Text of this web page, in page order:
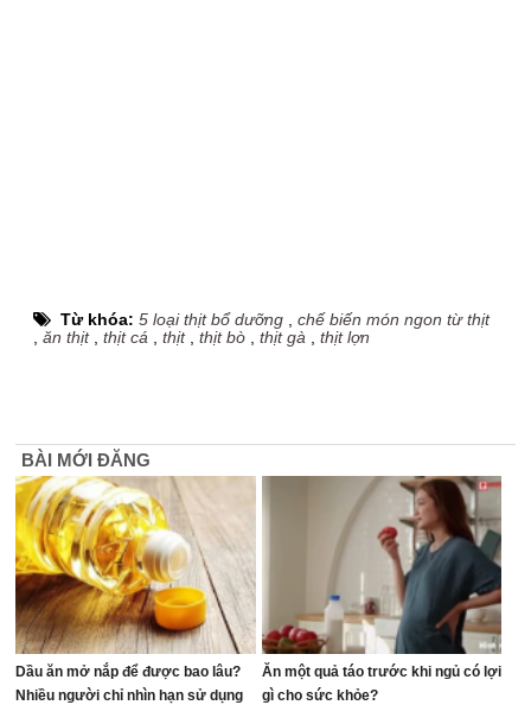
Từ khóa:5 loại thịt bổ dưỡng ,chế biến món ngon từ thịt
,ăn thịt,thịt cá ,thịt,thịt bò ,thịt gà ,thịt lợn
BÀI MỚI ĐĂNG
Dầu ăn mở nắp để được bao lâu?
Nhiều người chỉ nhìn hạn sử dụng
Ăn một quả táo trước khi ngủ có lợi
gì cho sức khỏe?